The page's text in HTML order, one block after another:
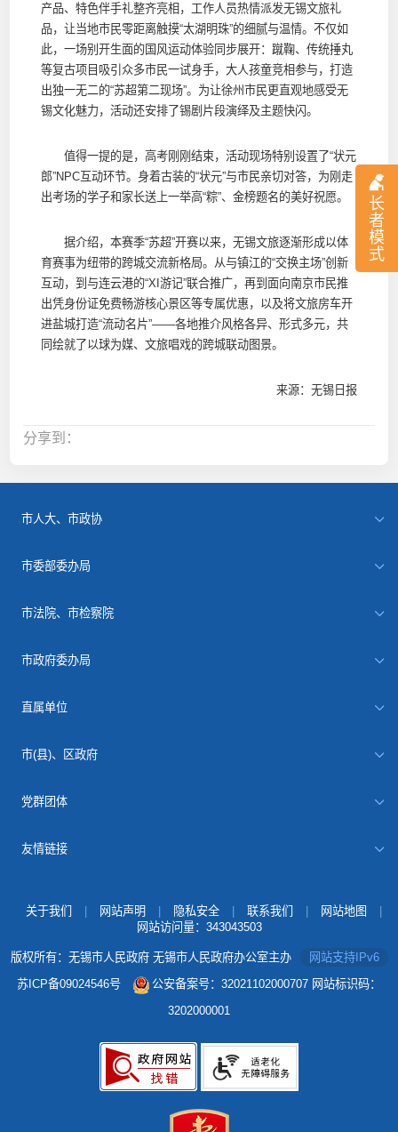
长
者
模
式
产品、特色伴手礼整齐亮相，工作人员热情派发无锡文旅礼
品，让当地市民零距离触摸“太湖明珠”的细腻与温情。不仅如
此，一场别开生面的国风运动体验同步展开：蹴鞠、传统捶丸
等复古项目吸引众多市民一试身手，大人孩童竞相参与，打造
出独一无二的“苏超第二现场”。为让徐州市民更直观地感受无
锡文化魅力，活动还安排了锡剧片段演绎及主题快闪。
值得一提的是，高考刚刚结束，活动现场特别设置了“状元
郎”NPC互动环节。身着古装的“状元”与市民亲切对答，为刚走
出考场的学子和家长送上一举高“粽”、金榜题名的美好祝愿。
据介绍，本赛季“苏超”开赛以来，无锡文旅逐渐形成以体
育赛事为纽带的跨城交流新格局。从与镇江的“交换主场”创新
互动，到与连云港的“XI游记”联合推广，再到面向南京市民推
出凭身份证免费畅游核心景区等专属优惠，以及将文旅房车开
进盐城打造“流动名片”——各地推介风格各异、形式多元，共
同绘就了以球为媒、文旅唱戏的跨城联动图景。
来源：无锡日报
分享到：
市人大、市政协
市委部委办局
市法院、市检察院
市政府委办局
直属单位
市(县)、区政府
党群团体
友情链接
关于我们 网站声明 隐私安全 联系我们 网站地图
网站访问量： 343043503
版权所有：无锡市人民政府 无锡市人民政府办公室主办
网站支持IPv6
苏ICP备09024546号
公安备案号：32021102000707 网站标识码：
3202000001